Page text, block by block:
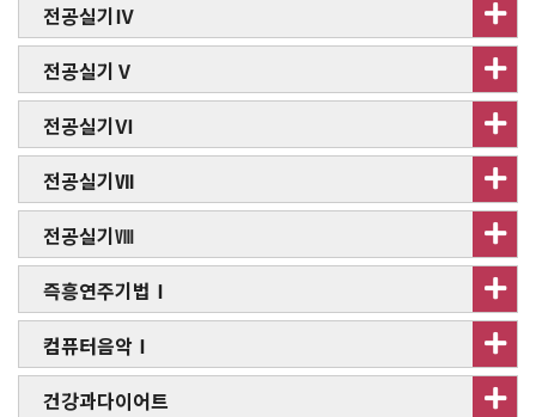
전공실기Ⅳ
전공실기Ⅴ
전공실기Ⅵ
전공실기Ⅶ
전공실기Ⅷ
즉흥연주기법Ⅰ
컴퓨터음악Ⅰ
건강과다이어트